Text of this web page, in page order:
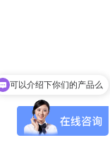
可以介绍下你们的产品么